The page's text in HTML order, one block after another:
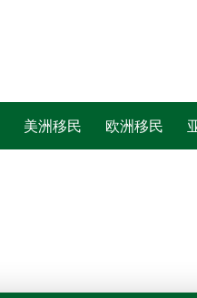
美洲移民 欧洲移民